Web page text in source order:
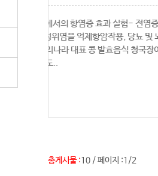
효과 실험- 전염증성
항암작용, 당뇨 및 뇌졸중
발효음식 청국장이
총게시물 :10 /페이지 :1/2